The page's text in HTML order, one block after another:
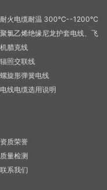
耐火电缆耐温 300℃--1200℃
聚氯乙烯绝缘尼龙护套电线、飞
机腊克线
辐照交联线
螺旋形弹簧电线
电线电缆选用说明
资质荣誉
质量检测
联系我们